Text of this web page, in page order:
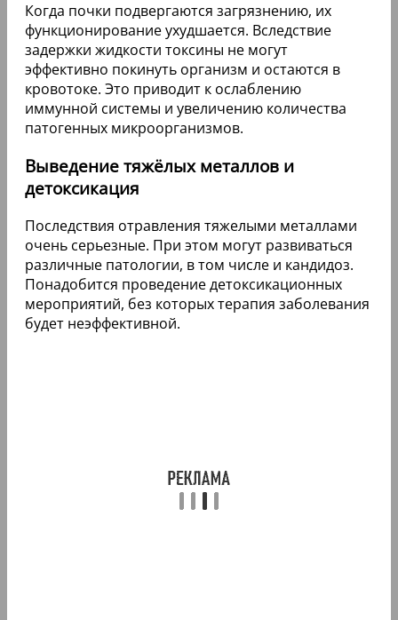
Когда почки подвергаются загрязнению, их
функционирование ухудшается. Вследствие
задержки жидкости токсины не могут
эффективно покинуть организм и остаются в
кровотоке. Это приводит к ослаблению
иммунной системы и увеличению количества
патогенных микроорганизмов.
Выведение тяжёлых металлов и
детоксикация
Последствия отравления тяжелыми металлами
очень серьезные. При этом могут развиваться
различные патологии, в том числе и кандидоз.
Понадобится проведение детоксикационных
мероприятий, без которых терапия заболевания
будет неэффективной.